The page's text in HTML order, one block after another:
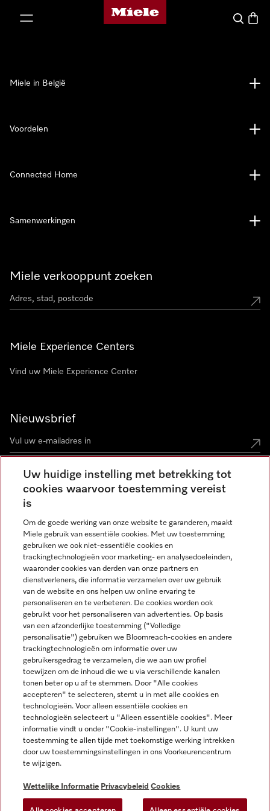
Miele homepage
Wat zoek
Miele verkooppunt zoeken
Miele Experience Centers
Vind uw Miele Experience Center
Nieuwsbrief
Contact contact@miele-support.be
Taal
NEDERLANDS
Miele in België
Voordelen
Connected Home
Samenwerkingen
Wettelijke Informatie
Algemene voorwaarden
Privacybeleid
Gebruiksvoorwaarden
Toegankelijkheidsverklaring
Digital Services Act
Miele op Facebook
Miele op Youtube
Miele op Instagram
Miele op Pinterest
Uw huidige instelling met betrekking tot
cookies waarvoor toestemming vereist
is
Om de goede werking van onze website te garanderen, maakt
Miele gebruik van essentiële cookies. Met uw toestemming
gebruiken we ook niet-essentiële cookies en
trackingtechnologieën voor marketing- en analysedoeleinden,
waaronder cookies van derden van onze partners en
dienstverleners, die informatie verzamelen over uw gebruik
van de website en ons helpen uw online ervaring te
personaliseren en te verbeteren. De cookies worden ook
gebruikt voor het personaliseren van advertenties. Op basis
van een afzonderlijke toestemming ("Volledige
personalisatie") gebruiken we Bloomreach-cookies en andere
trackingtechnologieën om informatie over uw
gebruikersgedrag te verzamelen, die we aan uw profiel
toewijzen om de inhoud die we u via verschillende kanalen
tonen beter op u af te stemmen. Door "Alle cookies
accepteren" te selecteren, stemt u in met alle cookies en
technologieën. Voor alleen essentiële cookies en
technologieën selecteert u "Alleen essentiële cookies". Meer
informatie vindt u onder "Cookie-instellingen". U kunt uw
toestemming te allen tijde met toekomstige werking intrekken
door uw toestemmingsinstellingen in ons Voorkeurencentrum
te wijzigen.
Wettelijke Informatie Privacybeleid Cookies